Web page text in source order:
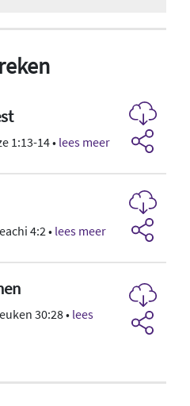
1:13-14 • lees meer
4:2 • lees meer
30:28 • lees